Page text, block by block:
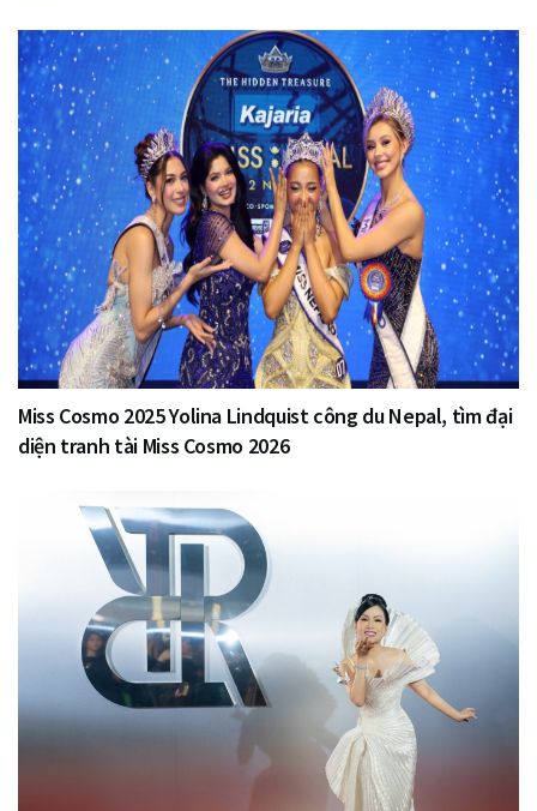
Miss Cosmo 2025 Yolina Lindquist công du Nepal, tìm đại
diện tranh tài Miss Cosmo 2026